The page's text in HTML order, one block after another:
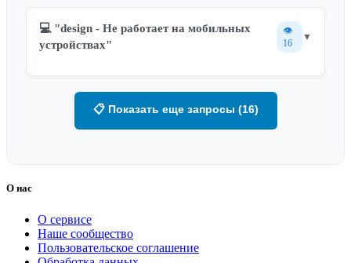
💻 "design - Не работает на мобильных
устройствах"
👁️
16
▼
📋 Показать еще запросы (16)
О нас
О сервисе
Наше сообщество
Пользовательское соглашение